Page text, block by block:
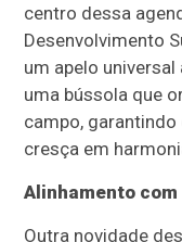
centro dessa
Desenvolvimento
um apelo universal
uma bússola que
campo,
cresça em
Alinhamento com
Outra novidade